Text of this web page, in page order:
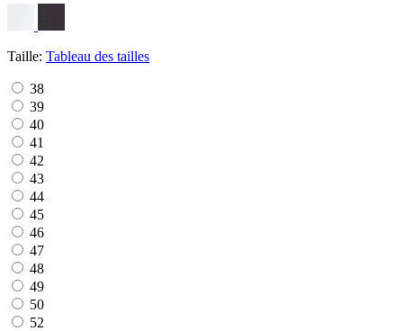
Taille: Tableau des tailles
38
39
40
41
42
43
44
45
46
47
48
49
50
52